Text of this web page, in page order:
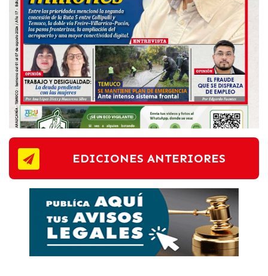
EDICIONES ANTERIORES